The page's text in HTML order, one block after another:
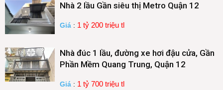
Nhà 2 lầu Gần siêu thị Metro Quận 12
Giá : 1 tỷ 200 triệu tl
Nhà đúc 1 lầu, đường xe hơi đậu cửa, Gần
Phần Mềm Quang Trung, Quận 12
Giá : 1 tỷ 700 triệu tl